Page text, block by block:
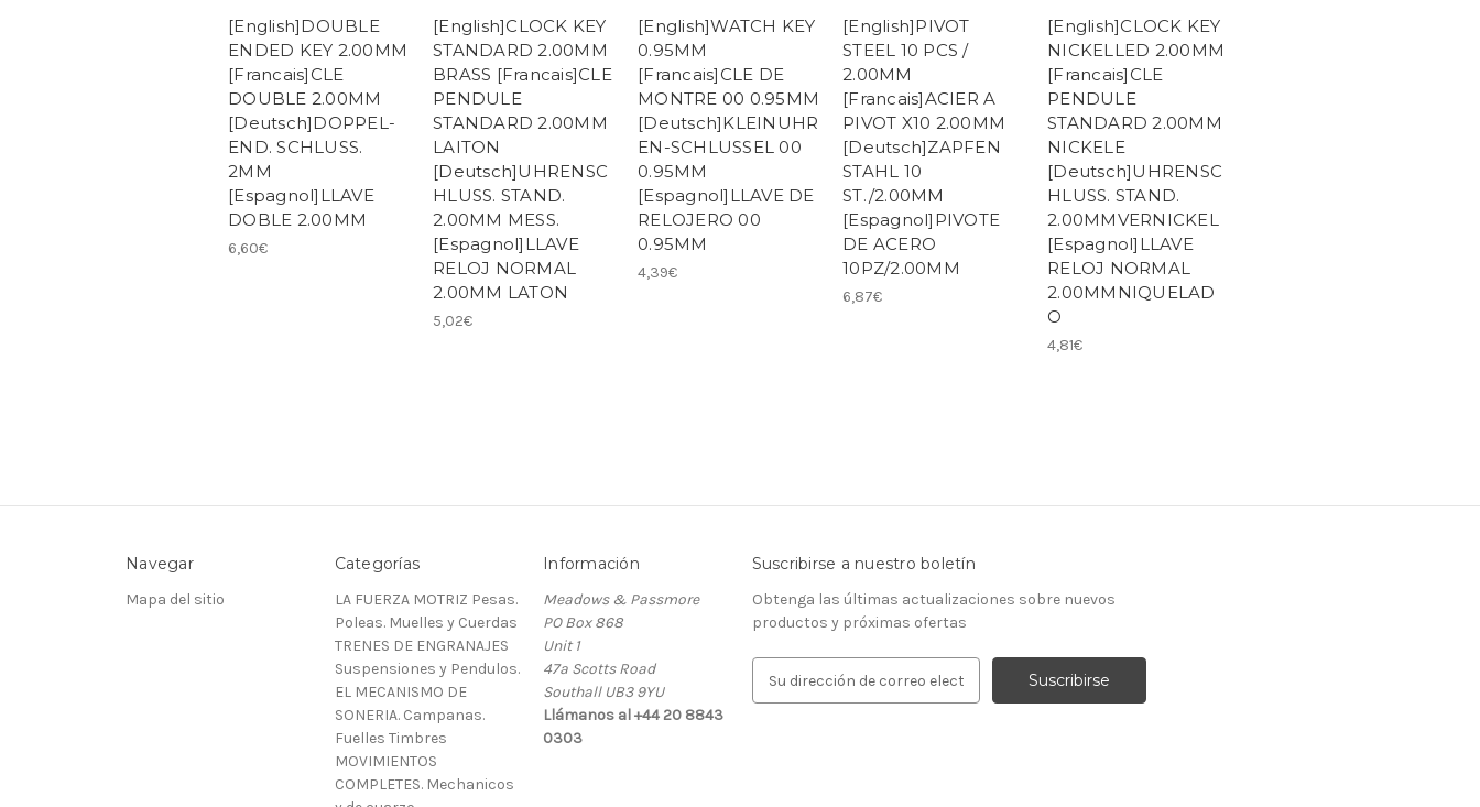
[English]DOUBLE
ENDED KEY 2.00MM
[Francais]CLE
DOUBLE 2.00MM
[Deutsch]DOPPEL-
END. SCHLUSS.
2MM
[Espagnol]LLAVE
DOBLE 2.00MM
6,60€
[English]CLOCK KEY
STANDARD 2.00MM
BRASS [Francais]CLE
PENDULE
STANDARD 2.00MM
LAITON
[Deutsch]UHRENSC
HLUSS. STAND.
2.00MM MESS.
[Espagnol]LLAVE
RELOJ NORMAL
2.00MM LATON
5,02€
[English]WATCH KEY
0.95MM
[Francais]CLE DE
MONTRE 00 0.95MM
[Deutsch]KLEINUHR
EN-SCHLUSSEL 00
0.95MM
[Espagnol]LLAVE DE
RELOJERO 00
0.95MM
4,39€
[English]PIVOT
STEEL 10 PCS /
2.00MM
[Francais]ACIER A
PIVOT X10 2.00MM
[Deutsch]ZAPFEN
STAHL 10
ST./2.00MM
[Espagnol]PIVOTE
DE ACERO
10PZ/2.00MM
6,87€
[English]CLOCK KEY
NICKELLED 2.00MM
[Francais]CLE
PENDULE
STANDARD 2.00MM
NICKELE
[Deutsch]UHRENSC
HLUSS. STAND.
2.00MMVERNICKEL
[Espagnol]LLAVE
RELOJ NORMAL
2.00MMNIQUELAD
O
4,81€
Navegar
Mapa del sitio
Categorías
LA FUERZA MOTRIZ Pesas.
Poleas. Muelles y Cuerdas
TRENES DE ENGRANAJES
Suspensiones y Pendulos.
EL MECANISMO DE
SONERIA. Campanas.
Fuelles Timbres
MOVIMIENTOS
COMPLETES. Mechanicos
Información
Meadows & Passmore
PO Box 868
Unit 1
47a Scotts Road
Southall UB3 9YU
Llámanos al +44 20 8843
0303
Suscribirse a nuestro boletín
Obtenga las últimas actualizaciones sobre nuevos
productos y próximas ofertas